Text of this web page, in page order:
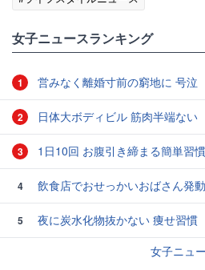
女子ニュースランキング
1 営みなく離婚寸前の窮地に 号泣
2 日体大ボディビル 筋肉半端ない
3 1日10回 お腹引き締まる簡単習慣
4 飲食店でおせっかいおばさん発動
5
夜に炭水化物抜かない 痩せ習慣
女子ニュ